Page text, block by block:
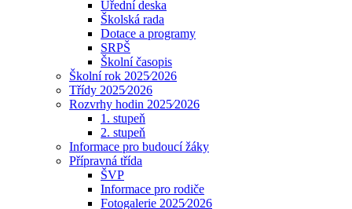
Úřední deska
Školská rada
Dotace a programy
SRPŠ
Školní časopis
Školní rok 2025⁄2026
Třídy 2025⁄2026
Rozvrhy hodin 2025⁄2026
1. stupeň
2. stupeň
Informace pro budoucí žáky
Přípravná třída
ŠVP
Informace pro rodiče
Fotogalerie 2025⁄2026